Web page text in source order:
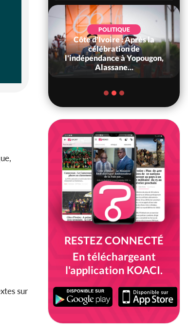
sur
POLITIQUE
Côte d'Ivoire : Après la
célébration de
l'indépendance à Yopougon,
Alassane...
RESTEZ CONNECTÉ
En téléchargeant
l'application KOACI.